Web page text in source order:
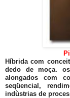
Híbrida com
dedo de moça.
alongados com
seqüencial,
indùstrias de